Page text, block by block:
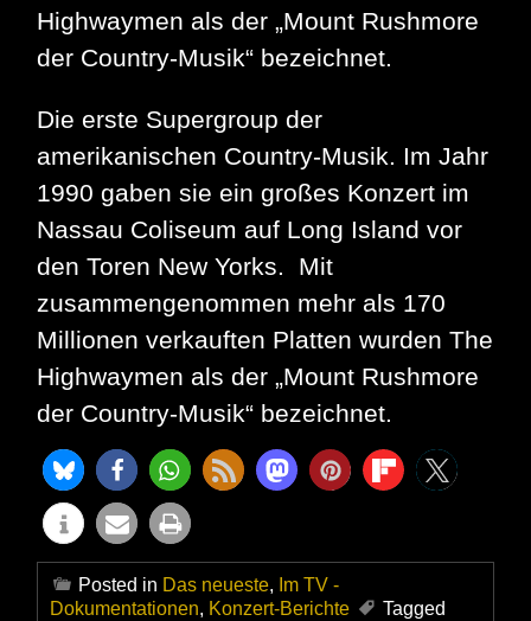
Highwaymen als der „Mount Rushmore
der Country-Musik“ bezeichnet.
Die erste Supergroup der
amerikanischen Country-Musik. Im Jahr
1990 gaben sie ein großes Konzert im
Nassau Coliseum auf Long Island vor
den Toren New Yorks. Mit
zusammengenommen mehr als 170
Millionen verkauften Platten wurden The
Highwaymen als der „Mount Rushmore
der Country-Musik“ bezeichnet.
Posted in Das neueste, Im TV -
Dokumentationen, Konzert-Berichte
Tagged